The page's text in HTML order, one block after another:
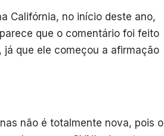
Califórnia, no início deste ano,
que o comentário foi feito
que ele começou a afirmação
não é totalmente nova, pois o